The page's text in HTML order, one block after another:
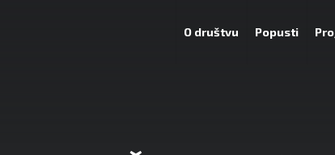
O društvu Popusti